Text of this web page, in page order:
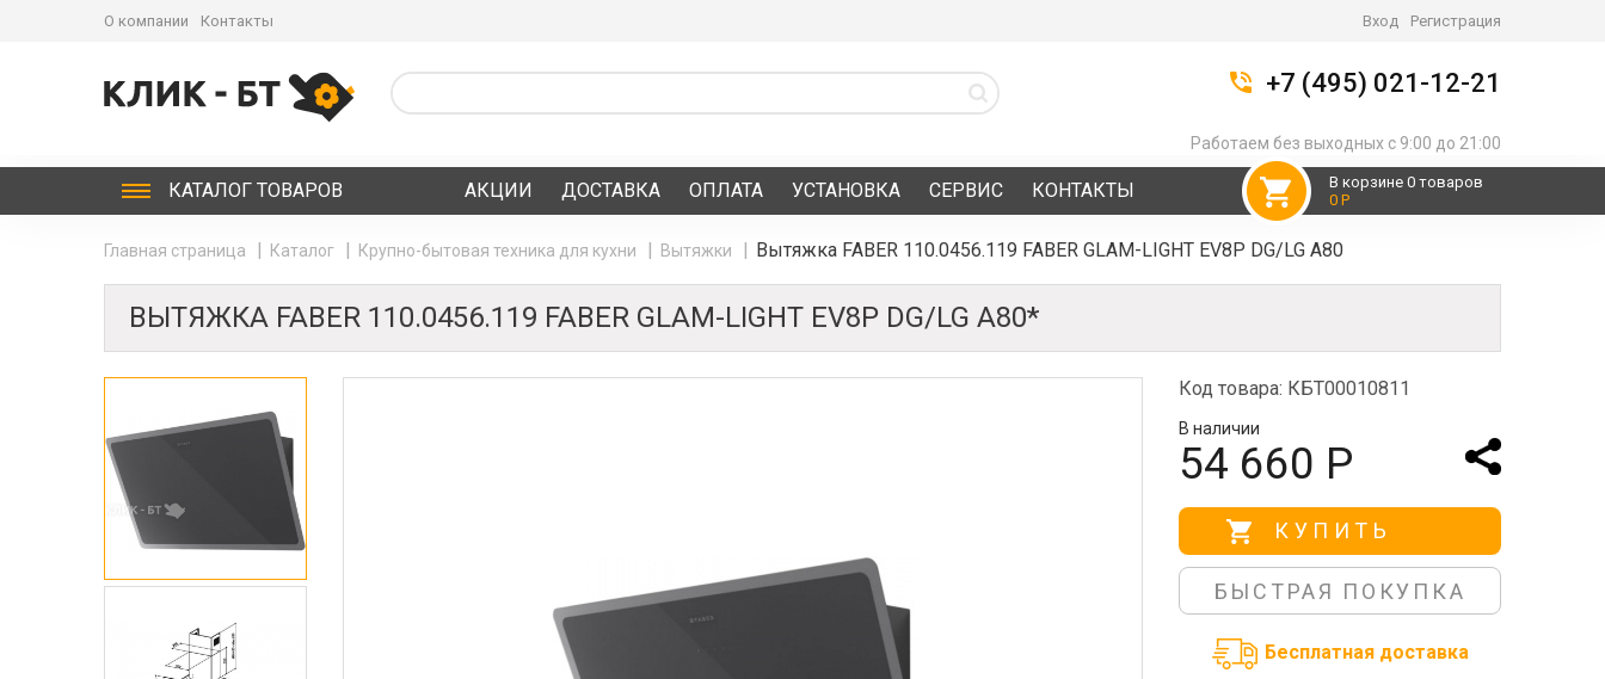
О компании Контакты Вход Регистрация
+7 (495) 021-12-21
Работаем без выходных с 9:00 до 21:00
КАТАЛОГ ТОВАРОВ
В корзине 0 товаров
0 Р
АКЦИИ ДОСТАВКА ОПЛАТА УСТАНОВКА СЕРВИС КОНТАКТЫ
Главная страница Каталог Крупно-бытовая техника для кухни Вытяжки Вытяжка FABER 110.0456.119 FABER GLAM-LIGHT EV8P DG/LG A80
ВЫТЯЖКА FABER 110.0456.119 FABER GLAM-LIGHT EV8P DG/LG A80*
Код товара: КБТ00010811
В наличии
54 660 Р
КУПИТЬ
БЫСТРАЯ ПОКУПКА
Бесплатная доставка